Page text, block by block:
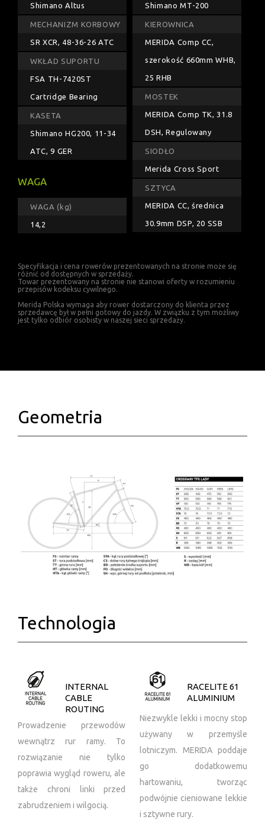
Shimano Altus
MECHANIZM KORBOWY
SR XCR, 48-36-26 ATC
WKŁAD SUPORTU
FSA TH-7420ST
Cartridge Bearing
KASETA
Shimano HG200, 11-34
ATC, 9 GER
WAGA
WAGA (kg)
14,2
Shimano MT-200
KIEROWNICA
MERIDA Comp CC,
szerokość 660mm WHB,
25 RHB
MOSTEK
MERIDA Comp TK, 31.8
DSH, Regulowany
SIODŁO
Merida Cross Sport
SZTYCA
MERIDA CC, średnica
30.9mm DSP, 20 SSB
Specyfikacja i cena rowerów prezentowanych na stronie może się
różnić od dostępnych w sprzedaży.
Towar prezentowany na stronie nie stanowi oferty w rozumieniu
przepisów kodeksu cywilnego.
Merida Polska wymaga aby rower dostarczony do klienta przez
sprzedawcę był w pełni gotowy do jazdy. W związku z tym możliwy
jest tylko odbiór osobisty w naszej sieci sprzedaży.
Geometria
Technologia
INTERNAL
CABLE
ROUTING
Prowadzenie przewodów
wewnątrz rur ramy. To
rozwiązanie nie tylko
poprawia wygląd roweru, ale
także chroni linki przed
zabrudzeniem i wilgocią.
RACELITE 61
ALUMINIUM
Niezwykle lekki i mocny stop
używany w przemyśle
lotniczym. MERIDA poddaje
go dodatkowemu
hartowaniu, tworząc
podwójnie cieniowane lekkie
i sztywne rury.